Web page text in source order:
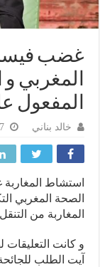
و
على
خالد بناني
المغاربة
المغربي
من التنقل
التعليقات لها
الطلب للجائحة.